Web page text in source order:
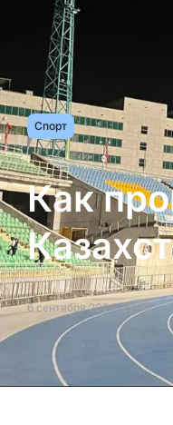
Спорт
Как
6 сентября 2024, 22:46